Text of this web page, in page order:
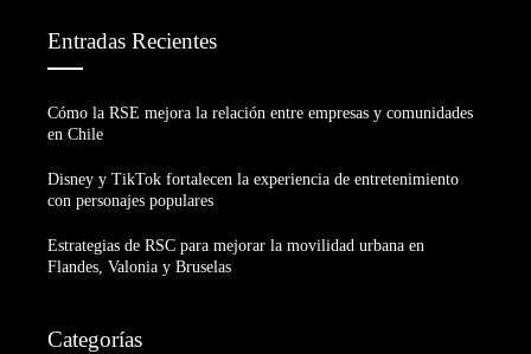
Entradas Recientes
Cómo la RSE mejora la relación entre empresas y comunidades
en Chile
Disney y TikTok fortalecen la experiencia de entretenimiento
con personajes populares
Estrategias de RSC para mejorar la movilidad urbana en
Flandes, Valonia y Bruselas
Categorías